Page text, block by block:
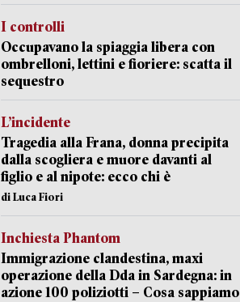
I controlli
Occupavano la spiaggia libera con
ombrelloni, lettini e fioriere: scatta il
sequestro
L’incidente
Tragedia alla Frana, donna precipita
dalla scogliera e muore davanti al
figlio e al nipote: ecco chi è
di Luca Fiori
Inchiesta Phantom
Immigrazione clandestina, maxi
operazione della Dda in Sardegna: in
azione 100 poliziotti – Cosa sappiamo